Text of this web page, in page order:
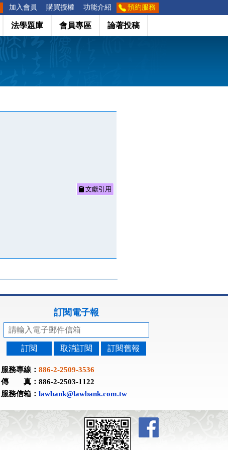
加入會員 購買授權 功能介紹 預約服務
法學題庫 會員專區 論著投稿
文獻引用
訂閱電子報
訂閱 取消訂閱 訂閱舊報
服務專線： 886-2-2509-3536
傳 真：886-2-2503-1122
服務信箱： lawbank@lawbank.com.tw